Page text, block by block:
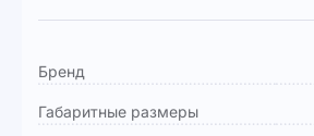
Подробная
информация
Бренд
Габаритные размеры